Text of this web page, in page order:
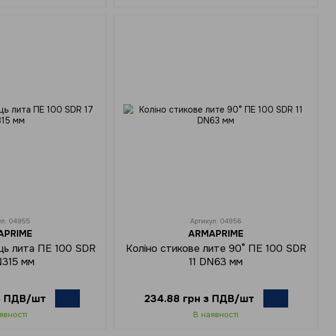
04955
лита ПЕ 100 SDR
мм
ПДВ/шт
Артикул: 04956
ARMAPRIME
Коліно стикове лите 90° ПЕ 100 SDR
11 DN63 мм
234.88 грн з ПДВ/шт
В наявності